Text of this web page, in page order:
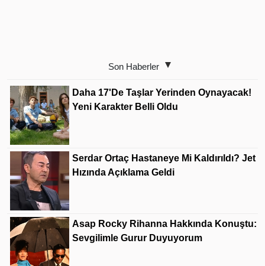
Son Haberler
Daha 17'de Taşlar Yerinden Oynayacak!
Yeni Karakter Belli Oldu
Serdar Ortaç Hastaneye Mi Kaldırıldı? Jet
Hızında Açıklama Geldi
Asap Rocky Rihanna Hakkında Konuştu:
Sevgilimle Gurur Duyuyorum